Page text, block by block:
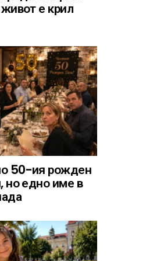
е крил
50-ия рожден
но едно име в